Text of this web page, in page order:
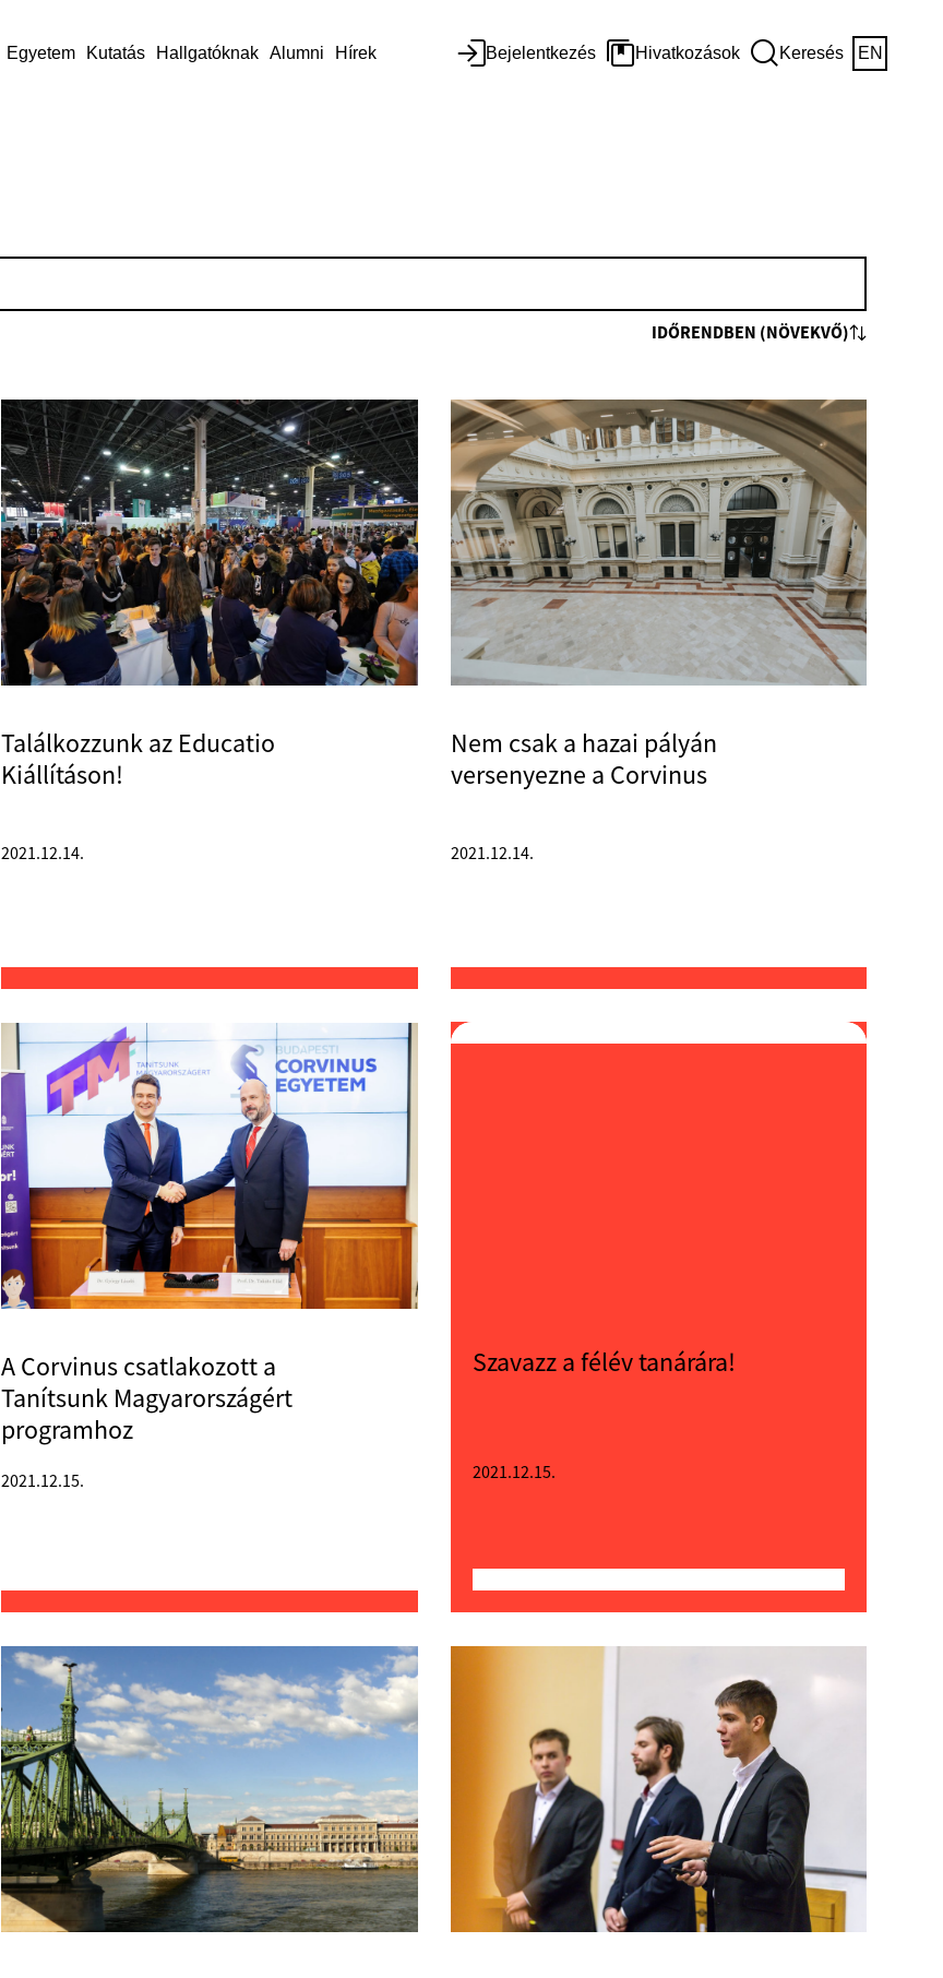
Egyetem Kutatás Hallgatóknak Alumni Hírek Bejelentkezés Hivatkozások Keresés EN
IDŐRENDBEN (NÖVEKVŐ)
Találkozzunk az Educatio
Kiállításon!
2021.12.14.
Nem csak a hazai pályán
versenyezne a Corvinus
2021.12.14.
A Corvinus csatlakozott a
Tanítsunk Magyarországért
programhoz
2021.12.15.
Szavazz a félév tanárára!
2021.12.15.